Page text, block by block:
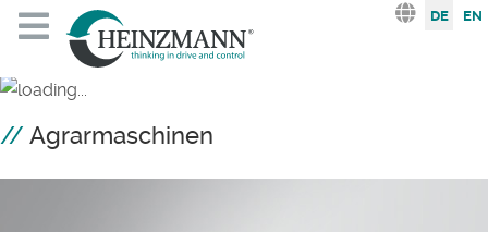
Sprache
DE EN
Agrarmaschinen